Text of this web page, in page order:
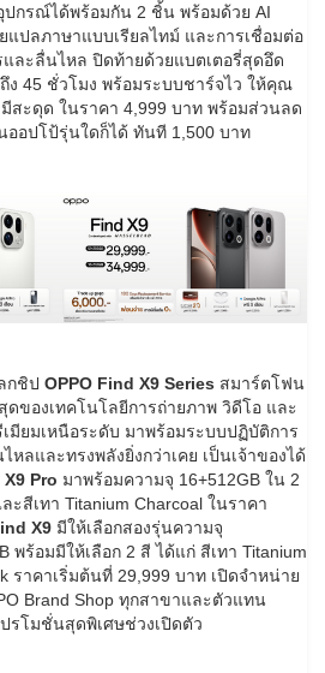
กรณ์ได้พร้อมกัน 2 ชิ้น พร้อมด้วย AI
แปลภาษาแบบเรียลไทม์ และการเชื่อมต่อ
และลื่นไหล ปิดท้ายด้วยแบตเตอรี่สุดอึด
ง 45 ชั่วโมง พร้อมระบบชาร์จไว ให้คุณ
สะดุด ในราคา 4,999 บาท พร้อมส่วนลด
ออปโป้รุ่นใดก็ได้ ทันที 1,500 บาท
กชิป OPPO Find X9 Series สมาร์ตโฟน
ดของเทคโนโลยีการถ่ายภาพ วิดีโอ และ
มียมเหนือระดับ มาพร้อมระบบปฏิบัติการ
หลและทรงพลังยิ่งกว่าเคย เป็นเจ้าของได้
Pro มาพร้อมความจุ 16+512GB ใน 2
ะสีเทา Titanium Charcoal ในราคา
X9 มีให้เลือกสองรุ่นความจุ
พร้อมมีให้เลือก 2 สี ได้แก่ สีเทา Titanium
ราคาเริ่มต้นที่ 29,999 บาท เปิดจำหน่าย
Brand Shop ทุกสาขาและตัวแทน
รโมชั่นสุดพิเศษช่วงเปิดตัว